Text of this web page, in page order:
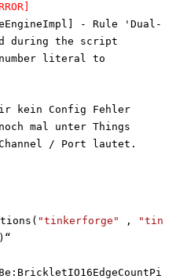
- Rule 'Dual-
during the script
literal to
kein Config Fehler
mal unter Things
/ Port lautet.
"tinkerforge" ,
"tin
) “